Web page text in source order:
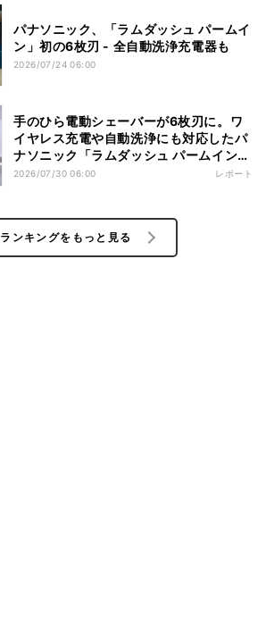
パナソニック、「ラムダッシュ パームイ
ン」初の6枚刃 - 全自動洗浄充電器も
2026/07/24 06:00
手のひら電動シェーバーが6枚刃に。ワ
イヤレス充電や自動洗浄にも対応したパ
ナソニック「ラムダッシュ パームイン
プロ」を体験
2026/07/30 06:00 レポート
ランキングをもっと見る